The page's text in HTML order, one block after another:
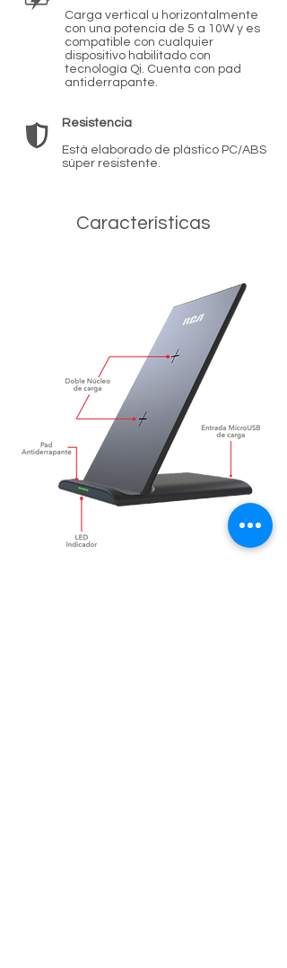
Carga vertical u horizontalmente
con una potencia de 5 a 10W y es
compatible con cualquier
dispositivo habilitado con
tecnología Qi. Cuenta con pad
antiderrapante.
Resistencia
Está elaborado de plástico PC/ABS
súper resistente.
Características